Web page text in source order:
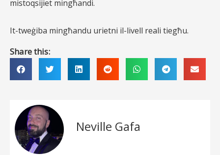
mistoqsijiet mingħandi.
It-tweġiba mingħandu urietni il-livell reali tiegħu.
Share this:
Neville Gafa